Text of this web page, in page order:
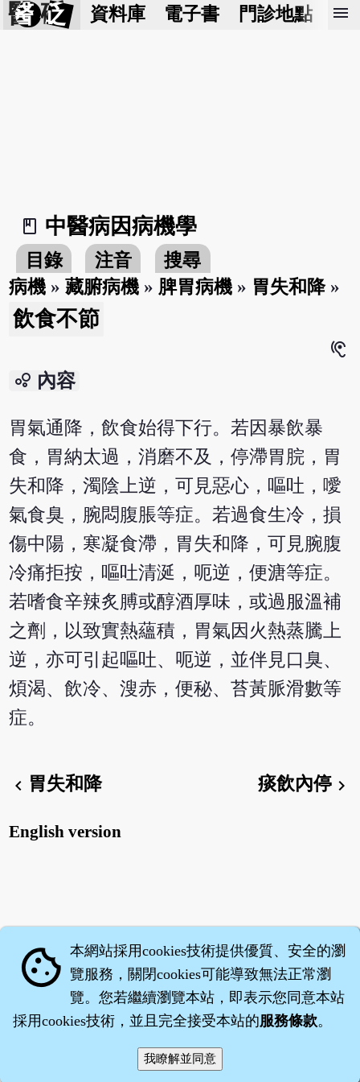
醫 砭 資料庫 電子書 門診地點 預
menu
book_2
中醫病因病機學
目錄 注音
搜尋
病機 »藏腑病機 » 脾胃病機 » 胃失和降»
飲食不節
hearing
bubble_chart 內容
胃氣通降，飲食始得下行。若因暴飲暴
食，胃納太過，消磨不及，停滯胃脘，胃
失和降，濁陰上逆，可見惡心，嘔吐，噯
氣食臭，腕悶腹脹等症。若過食生冷，損
傷中陽，寒凝食滯，胃失和降，可見腕腹
冷痛拒按，嘔吐清涎，呃逆，便溏等症。
若嗜食辛辣炙膊或醇酒厚味，或過服溫補
之劑，以致實熱蘊積，胃氣因火熱蒸騰上
逆，亦可引起嘔吐、呃逆，並伴見口臭、
煩渴、飲冷、溲赤，便秘、苔黃脈滑數等
症。
chevron_left 胃失和降 痰飲內停chevron_right
English version
‧沈藥子©2008～2026
cookie 本網站採用cookies技術提供優質、安全的瀏
覽服務，關閉cookies可能導致無法正常瀏
覽。您若繼續瀏覽本站，即表示您同意本站
採用cookies技術，並且完全接受本站的服務條款。